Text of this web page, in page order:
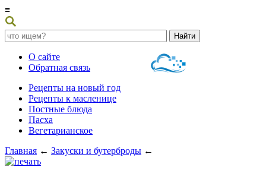
≡
О сайте
Обратная связь
Рецепты на новый год
Рецепты к масленице
Постные блюда
Пасха
Вегетарианское
Главная ← Закуски и бутерброды ←